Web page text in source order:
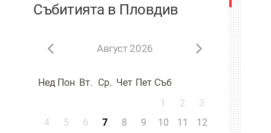
Събитията в Пловдив
Август 2026
Нед Пон Вт. Ср. Чет Пет Съб
1
2
3
4
5 6 7 8 9 10 11
12